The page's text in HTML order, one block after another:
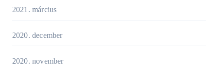
2021. március
2020. december
2020. november